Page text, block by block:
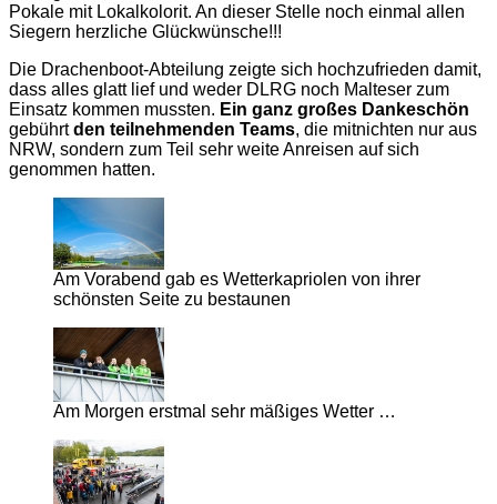
Pokale mit Lokalkolorit. An dieser Stelle noch einmal allen
Siegern herzliche Glückwünsche!!!
Die Drachenboot-Abteilung zeigte sich hochzufrieden damit,
dass alles glatt lief und weder DLRG noch Malteser zum
Einsatz kommen mussten. Ein ganz großes Dankeschön
gebührtden teilnehmenden Teams, die mitnichten nur aus
NRW, sondern zum Teil sehr weite Anreisen auf sich
genommen hatten.
Am Vorabend gab es Wetterkapriolen von ihrer
schönsten Seite zu bestaunen
Am Morgen erstmal sehr mäßiges Wetter …